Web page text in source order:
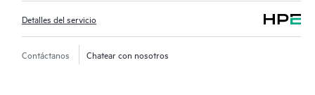
objetivos empresariales.
Detalles del servicio
Contáctanos Chatear con nosotros